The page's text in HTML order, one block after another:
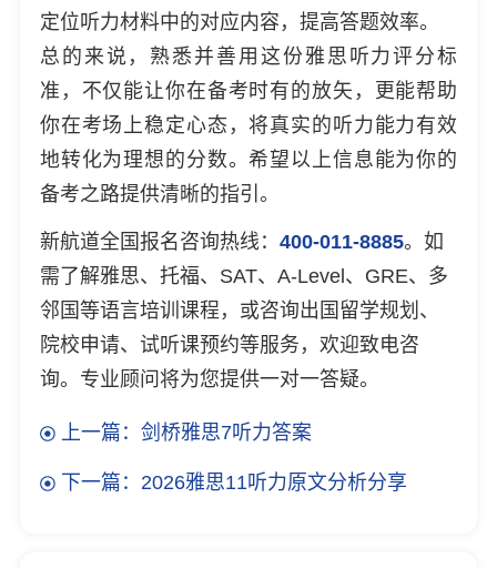
定位听力材料中的对应内容，提高答题效率。
总的来说，熟悉并善用这份雅思听力评分标
准，不仅能让你在备考时有的放矢，更能帮助
你在考场上稳定心态，将真实的听力能力有效
地转化为理想的分数。希望以上信息能为你的
备考之路提供清晰的指引。
新航道全国报名咨询热线： 400-011-8885。如
需了解雅思、托福、SAT、A-Level、GRE、多
邻国等语言培训课程，或咨询出国留学规划、
院校申请、试听课预约等服务，欢迎致电咨
询。专业顾问将为您提供一对一答疑。
上一篇：剑桥雅思7听力答案
下一篇：2026雅思11听力原文分析分享